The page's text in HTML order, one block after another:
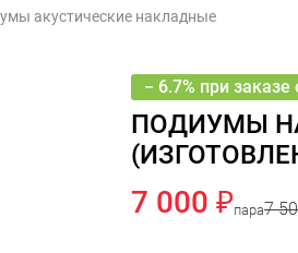
7 000 ₽
акустические накладные
− 6.7% при заказе
ПОДИУМЫ
7 000 ₽пара7